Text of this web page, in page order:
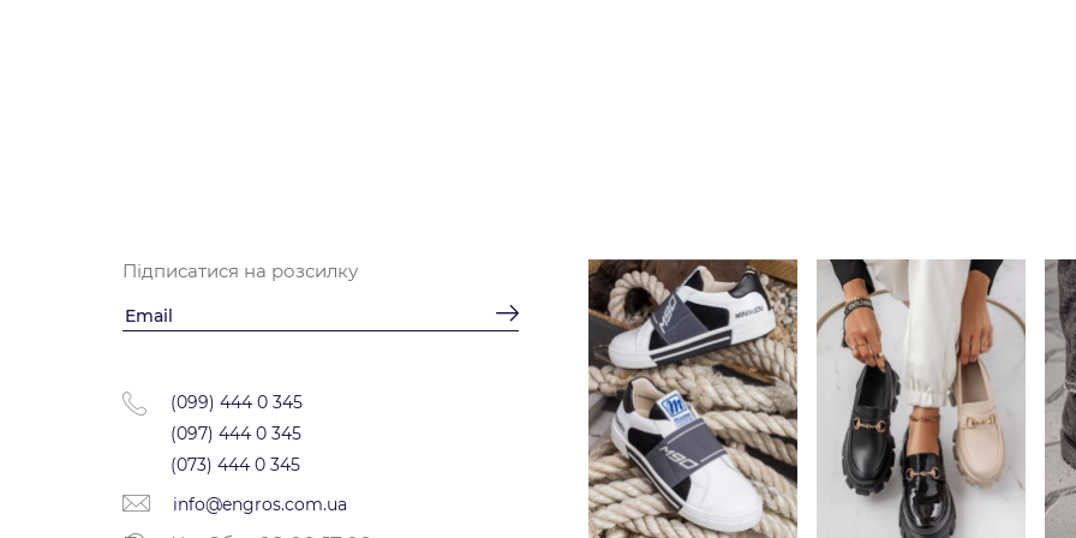
Підписатися на розсилку
(099) 444 0 345
(097) 444 0 345
(073) 444 0 345
info@engros.com.ua